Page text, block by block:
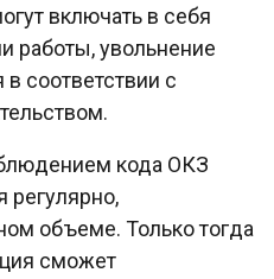
включать в себя
работы, увольнение
соответствии с
кода ОКЗ
регулярно,
объеме. Только тогда
сможет